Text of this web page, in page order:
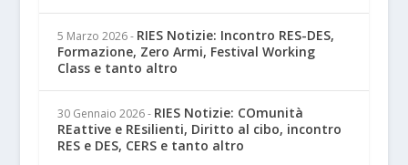
5 Marzo 2026 - RIES Notizie: Incontro RES-DES,
Formazione, Zero Armi, Festival Working
Class e tanto altro
30 Gennaio 2026 - RIES Notizie: COmunità
REattive e REsilienti, Diritto al cibo, incontro
RES e DES, CERS e tanto altro